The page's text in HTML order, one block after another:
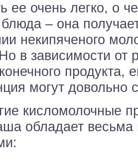
ее очень легко, о
– она
некипяченого
в зависимости от
продукта,
могут довольно
кисломолочные
обладает